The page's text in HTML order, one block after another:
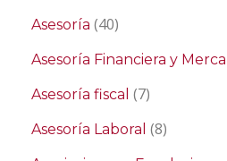
Asesoría (40)
Asesoría Financiera y
Asesoría fiscal (7)
Asesoría Laboral (8)